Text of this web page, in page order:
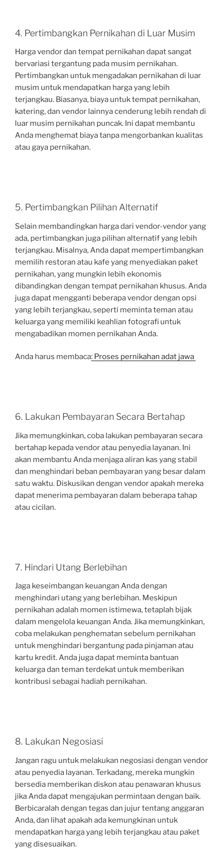
4. Pertimbangkan Pernikahan di Luar Musim
Harga vendor dan tempat pernikahan dapat sangat
bervariasi tergantung pada musim pernikahan.
Pertimbangkan untuk mengadakan pernikahan di luar
musim untuk mendapatkan harga yang lebih
terjangkau. Biasanya, biaya untuk tempat pernikahan,
katering, dan vendor lainnya cenderung lebih rendah di
luar musim pernikahan puncak. Ini dapat membantu
Anda menghemat biaya tanpa mengorbankan kualitas
atau gaya pernikahan.
5. Pertimbangkan Pilihan Alternatif
Selain membandingkan harga dari vendor-vendor yang
ada, pertimbangkan juga pilihan alternatif yang lebih
terjangkau. Misalnya, Anda dapat mempertimbangkan
memilih restoran atau kafe yang menyediakan paket
pernikahan, yang mungkin lebih ekonomis
dibandingkan dengan tempat pernikahan khusus. Anda
juga dapat mengganti beberapa vendor dengan opsi
yang lebih terjangkau, seperti meminta teman atau
keluarga yang memiliki keahlian fotografi untuk
mengabadikan momen pernikahan Anda.
Anda harus membaca: Proses pernikahan adat jawa
6. Lakukan Pembayaran Secara Bertahap
Jika memungkinkan, coba lakukan pembayaran secara
bertahap kepada vendor atau penyedia layanan. Ini
akan membantu Anda menjaga aliran kas yang stabil
dan menghindari beban pembayaran yang besar dalam
satu waktu. Diskusikan dengan vendor apakah mereka
dapat menerima pembayaran dalam beberapa tahap
atau cicilan.
7. Hindari Utang Berlebihan
Jaga keseimbangan keuangan Anda dengan
menghindari utang yang berlebihan. Meskipun
pernikahan adalah momen istimewa, tetaplah bijak
dalam mengelola keuangan Anda. Jika memungkinkan,
coba melakukan penghematan sebelum pernikahan
untuk menghindari bergantung pada pinjaman atau
kartu kredit. Anda juga dapat meminta bantuan
keluarga dan teman terdekat untuk memberikan
kontribusi sebagai hadiah pernikahan.
8. Lakukan Negosiasi
Jangan ragu untuk melakukan negosiasi dengan vendor
atau penyedia layanan. Terkadang, mereka mungkin
bersedia memberikan diskon atau penawaran khusus
jika Anda dapat mengajukan permintaan dengan baik.
Berbicaralah dengan tegas dan jujur tentang anggaran
Anda, dan lihat apakah ada kemungkinan untuk
mendapatkan harga yang lebih terjangkau atau paket
yang disesuaikan.